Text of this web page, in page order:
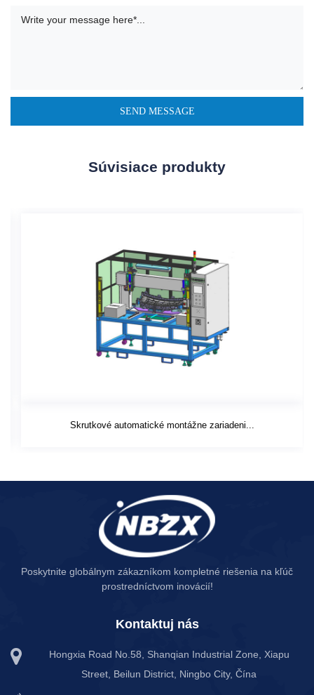
Súvisiace produkty
Skrutkové automatické montážne zariadeni...
Poskytnite globálnym zákazníkom kompletné riešenia na kľúč
prostredníctvom inovácií!
Kontaktuj nás
Hongxia Road No.58, Shanqian Industrial Zone, Xiapu
Street, Beilun District, Ningbo City, Čína